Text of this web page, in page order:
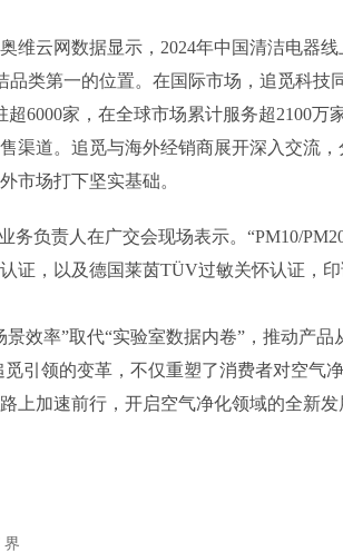
云网数据显示，2024年中国清洁电器线
类第一的位置。在国际市场，追觅科技
6000家，在全球市场累计服务超2100万家
道。追觅与海外经销商展开深入交流，
市场打下坚实基础。
负责人在广交会现场表示。“PM10/
证，以及德国莱茵TÜV过敏关怀认证，
率”取代“实验室数据内卷”，推动产品
引领的变革，不仅重塑了消费者对空气
上加速前行，开启空气净化领域的全新发
界